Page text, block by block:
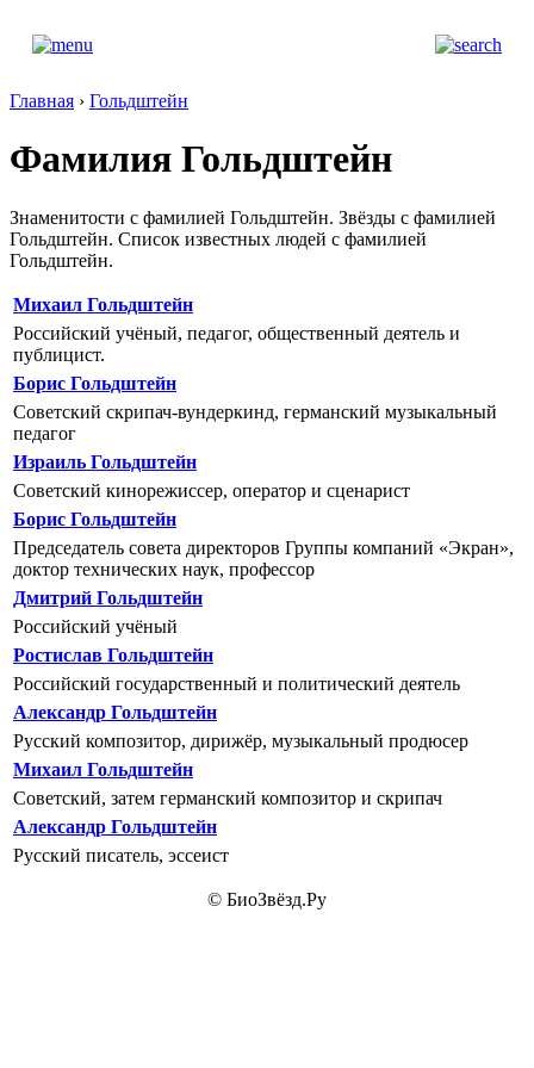
Главная › Гольдштейн
Фамилия Гольдштейн
Знаменитости с фамилией Гольдштейн. Звёзды с фамилией
Гольдштейн. Список известных людей с фамилией
Гольдштейн.
Михаил Гольдштейн
Российский учёный, педагог, общественный деятель и
публицист.
Борис Гольдштейн
Советский скрипач-вундеркинд, германский музыкальный
педагог
Израиль Гольдштейн
Советский кинорежиссер, оператор и сценарист
Борис Гольдштейн
Председатель совета директоров Группы компаний «Экран»,
доктор технических наук, профессор
Дмитрий Гольдштейн
Российский учёный
Ростислав Гольдштейн
Российский государственный и политический деятель
Александр Гольдштейн
Русский композитор, дирижёр, музыкальный продюсер
Михаил Гольдштейн
Советский, затем германский композитор и скрипач
Александр Гольдштейн
Русский писатель, эссеист
© БиоЗвёзд.Ру